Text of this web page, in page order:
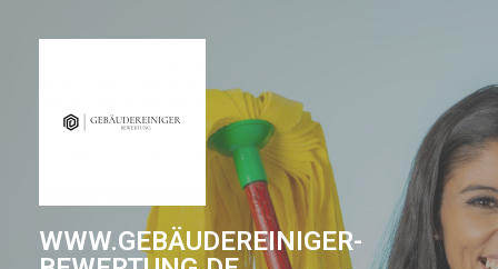
WWW.GEBÄUDEREINIGER-